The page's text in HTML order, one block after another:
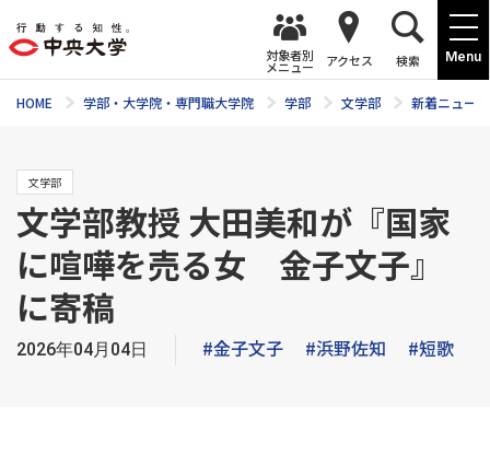
Menu
対象者別
メニュー アクセス 検索
HOME 学部・大学院・専門職大学院 学部 文学部 新着ニュース
文学部
文学部教授 大田美和が『国家
に喧嘩を売る女 金子文子』
に寄稿
2026年04月04日 #金子文子 #浜野佐知 #短歌